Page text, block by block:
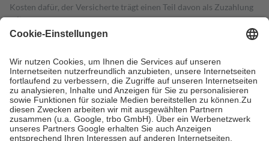
Kosten dafür, der Versicherte trägt einen Teil davon als Zuzahlung
mit.
Grundsätzlich leisten Mitglieder Zuzahlungen in Höhe von zehn
höchstens zehn Euro.
Es sind jedoch nie mehr als die tatsächlichen
Kosten der Leistung zu entrichten.
Diese Regeln gelten grundsätzlich auch für Online-Apotheken.
Bei Heilmitteln und häuslicher Krankenpflege beträgt die
Zuzahlung zehn Prozent der Kosten sowie zehn Euro je
Verordnung.
Um das Engagement der Versicherten für ihre eigene Gesundheit zu